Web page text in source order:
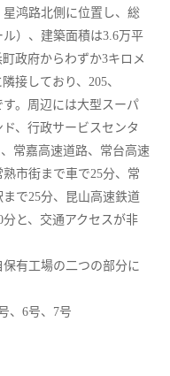
鸿路北側に位置し、総
）、建築面積は3.6万平
政府からわずか3キロメ
接しており、205、
。周辺には大型スーパ
、行政サービスセンタ
常嘉高速道路、常台高速
市街まで車で25分、常
で25分、昆山高速鉄道
と、交通アクセスが非
有工場の二つの部分に
、6号、7号